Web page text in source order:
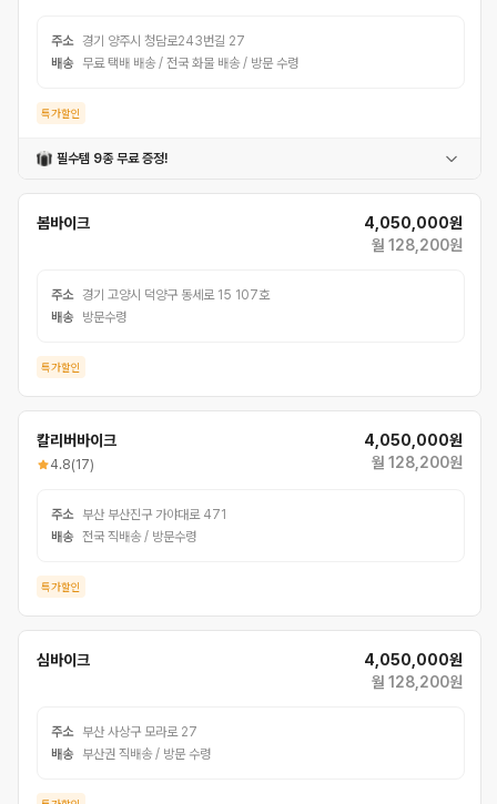
주소
경기 양주시 청담로243번길 27
배송
무료 택배 배송 / 전국 화물 배송 / 방문 수령
특가할인
필수템 9종 무료 증정!
체인오일
봄바이크
4,050,000원
월 128,200원
주소
경기 고양시 덕양구 동세로 15 107호
배송
방문수령
특가할인
칼리버바이크
4.8(17)
4,050,000원
월 128,200원
주소
부산 부산진구 가야대로 471
배송 전국 직배송 / 방문수령
특가할인
심바이크
4,050,000원
월 128,200원
주소
부산 사상구 모라로 27
배송
부산권 직배송 / 방문 수령